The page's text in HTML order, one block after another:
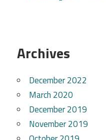
Archives
December 2022
March 2020
December 2019
November 2019